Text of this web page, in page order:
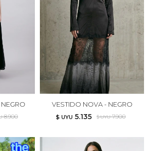
8.900
VESTIDO NOVA - NEGRO
$ UYU 5.135 $ UYU 7.900